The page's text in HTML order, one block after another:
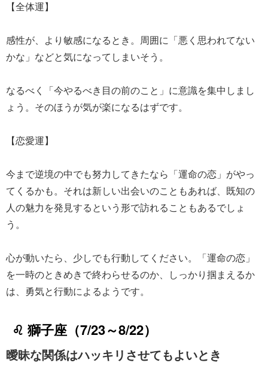
【全体運】
感性が、より敏感になるとき。周囲に「悪く思われてない
かな」などと気になってしまいそう。
なるべく「今やるべき目の前のこと」に意識を集中しまし
ょう。そのほうが気が楽になるはずです。
【恋愛運】
今まで逆境の中でも努力してきたなら「運命の恋」がやっ
てくるかも。それは新しい出会いのこともあれば、既知の
人の魅力を発見するという形で訪れることもあるでしょ
う。
心が動いたら、少しでも行動してください。「運命の恋」
を一時のときめきで終わらせるのか、しっかり掴まえるか
は、勇気と行動によるようです。
♌ 獅子座（7/23～8/22）
曖昧な関係はハッキリさせてもよいとき